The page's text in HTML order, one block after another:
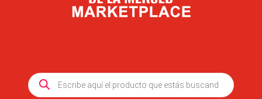
Products
search